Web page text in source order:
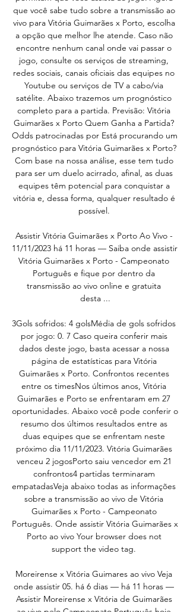
que você sabe tudo sobre a transmissão ao
vivo para Vitória Guimarães x Porto, escolha
a opção que melhor lhe atende. Caso não
encontre nenhum canal onde vai passar o
jogo, consulte os serviços de streaming,
redes sociais, canais oficiais das equipes no
Youtube ou serviços de TV a cabo/via
satélite. Abaixo trazemos um prognóstico
completo para a partida. Previsão: Vitória
Guimarães x Porto Quem Ganha a Partida?
Odds patrocinadas por Está procurando um
prognóstico para Vitória Guimarães x Porto?
Com base na nossa análise, esse tem tudo
para ser um duelo acirrado, afinal, as duas
equipes têm potencial para conquistar a
vitória e, dessa forma, qualquer resultado é
possível.
Assistir Vitória Guimarães x Porto Ao Vivo -
11/11/2023 há 11 horas — Saiba onde assistir
Vitória Guimarães x Porto - Campeonato
Português e fique por dentro da
transmissão ao vivo online e gratuita
desta ...
3Gols sofridos: 4 golsMédia de gols sofridos
por jogo: 0. 7 Caso queira conferir mais
dados deste jogo, basta acessar a nossa
página de estatísticas para Vitória
Guimarães x Porto. Confrontos recentes
entre os timesNos últimos anos, Vitória
Guimarães e Porto se enfrentaram em 27
oportunidades. Abaixo você pode conferir o
resumo dos últimos resultados entre as
duas equipes que se enfrentam neste
próximo dia 11/11/2023. Vitória Guimarães
venceu 2 jogosPorto saiu vencedor em 21
confrontos4 partidas terminaram
empatadasVeja abaixo todas as informações
sobre a transmissão ao vivo de Vitória
Guimarães x Porto - Campeonato
Português. Onde assistir Vitória Guimarães x
Porto ao vivo Your browser does not
support the video tag.
Moreirense x Vitória Guimares ao vivo Veja
onde assistir 05. há 6 dias — há 11 horas —
Assistir Moreirense x Vitória de Guimarães